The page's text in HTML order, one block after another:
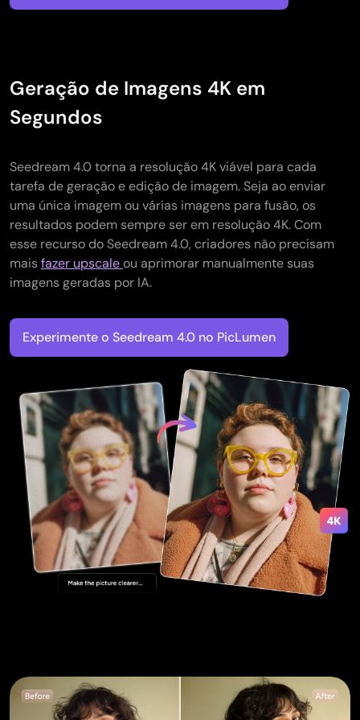
Geração de Imagens 4K em
Segundos
Seedream 4.0 torna a resolução 4K viável para cada
tarefa de geração e edição de imagem. Seja ao enviar
uma única imagem ou várias imagens para fusão, os
resultados podem sempre ser em resolução 4K. Com
esse recurso do Seedream 4.0, criadores não precisam
maisfazer upscaleou aprimorar manualmente suas
imagens geradas por IA.
Experimente o Seedream 4.0 no PicLumen